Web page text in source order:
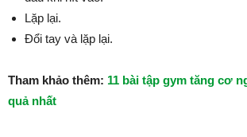
Lặp lại.
Đổi tay và lặp lại.
Tham khảo thêm: 11 bài tập gym tăng cơ
quả nhất